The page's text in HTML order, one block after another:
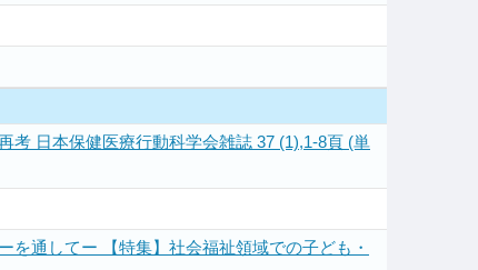
日本保健医療行動科学会雑誌 37 (1),1-8頁 (単
通してー 【特集】社会福祉領域での子ども・